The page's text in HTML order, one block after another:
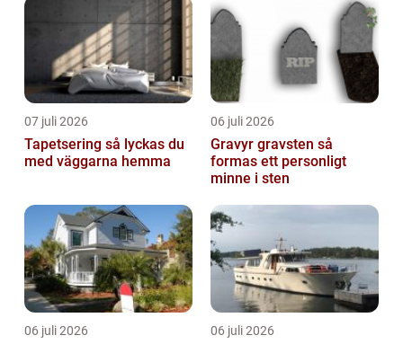
07 juli 2026
Tapetsering så lyckas du
med väggarna hemma
06 juli 2026
Gravyr gravsten så
formas ett personligt
minne i sten
06 juli 2026 06 juli 2026